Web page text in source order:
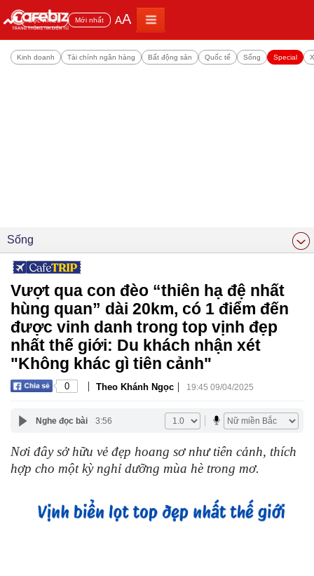
Đọc nhiều Mới nhất AA
Kinh doanh Tài chính ngân hàng Bất động sản Quốc tế Sống Special
Sống
Vượt qua con đèo “thiên hạ đệ nhất
hùng quan” dài 20km, có 1 điểm đến
được vinh danh trong top vịnh đẹp
nhất thế giới: Du khách nhận xét
"Không khác gì tiên cảnh"
0 | Theo Khánh Ngọc | 19:45 09/04/2025
Nghe đọc bài 3:56
Nơi đây sở hữu vẻ đẹp hoang sơ như tiên cảnh, thích
hợp cho một kỳ nghỉ dưỡng mùa hè trong mơ.